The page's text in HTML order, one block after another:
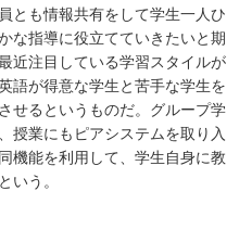
とも情報共有をして学生一人ひ
な指導に役立てていきたいと期
近注目している学習スタイルが
語が得意な学生と苦手な学生を
せるというものだ。グループ学
授業にもピアシステムを取り入
機能を利用して、学生自身に教
いう。